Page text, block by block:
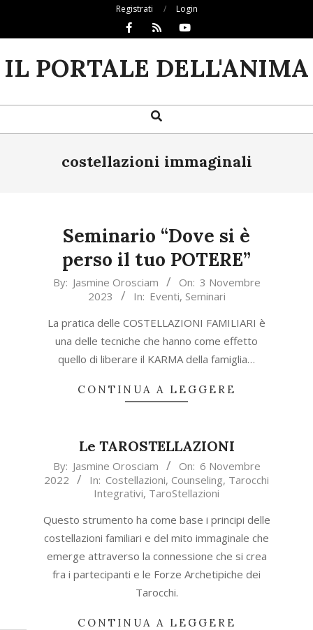
Registrati Login
IL PORTALE DELL'ANIMA
Navigation
Search
costellazioni immaginali
Seminario “Dove si è
perso il tuo POTERE”
2023-
03
By: Jasmine Orosciam On: 3 Novembre
2023
In: Eventi, Seminari
La pratica delle COSTELLAZIONI FAMILIARI è
una delle tecniche che hanno come effetto
quello di liberare il KARMA della famiglia…
CONTINUA A LEGGERE
Le TAROSTELLAZIONI
2022-
11-
By: Jasmine Orosciam On: 6 Novembre
2022
In: Costellazioni, Counseling, Tarocchi
Integrativi, TaroStellazioni
Questo strumento ha come base i principi delle
costellazioni familiari e del mito immaginale che
emerge attraverso la connessione che si crea
fra i partecipanti e le Forze Archetipiche dei
Tarocchi.
CONTINUA A LEGGERE